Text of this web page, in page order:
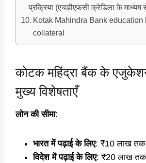
प्रक्रिया (एचडीएफसी क्रेडिला के माध्यम
Kotak Mahindra Bank education
collateral
कोटक महिंद्रा बैंक के
मुख्य विशेषताएँ
लोन की सीमा:
भारत में पढ़ाई के लिए: ₹10 लाख तक
विदेश में पढ़ाई के लिए: ₹20 लाख तक